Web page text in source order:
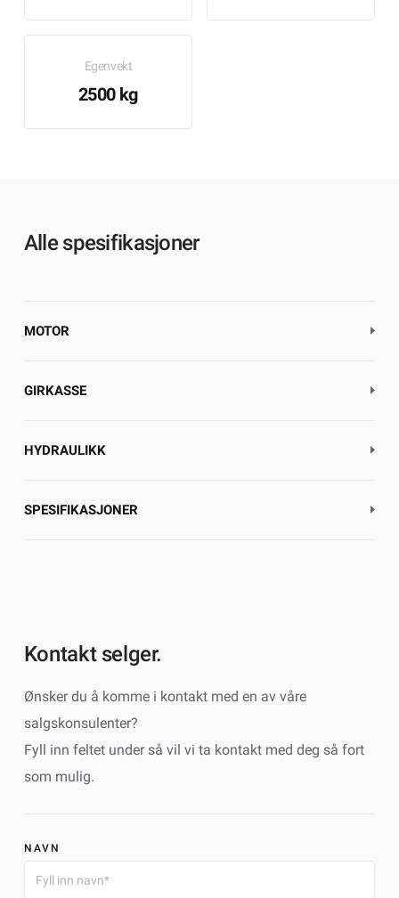
Egenvekt
2500 kg
Alle spesifikasjoner
MOTOR
GIRKASSE
HYDRAULIKK
SPESIFIKASJONER
Kontakt selger.
Ønsker du å komme i kontakt med en av våre
salgskonsulenter?
Fyll inn feltet under så vil vi ta kontakt med deg så fort
som mulig.
NAVN